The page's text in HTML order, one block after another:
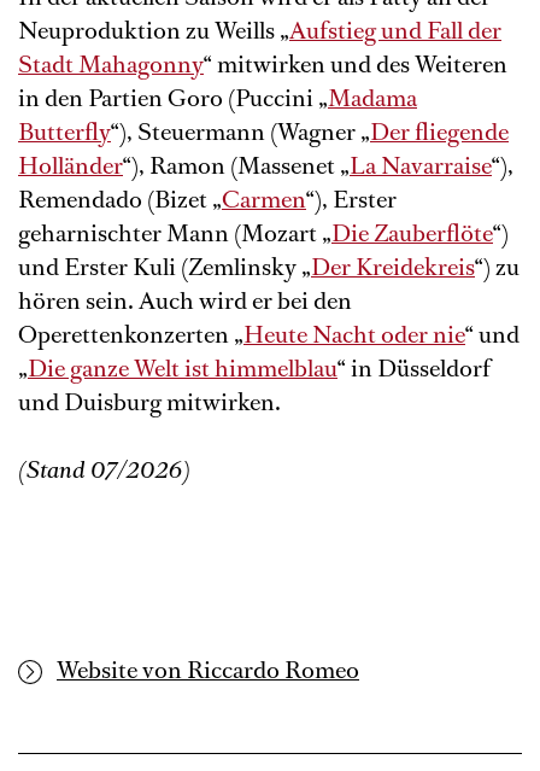
Neuproduktion zu Weills „Aufstieg und Fall der
Stadt Mahagonny“ mitwirken und des Weiteren
in den Partien Goro (Puccini „Madama
Butterfly“), Steuermann (Wagner „Der fliegende
Holländer“), Ramon (Massenet „La Navarraise“),
Remendado (Bizet „Carmen“), Erster
geharnischter Mann (Mozart „Die Zauberflöte“)
und Erster Kuli (Zemlinsky „Der Kreidekreis“) zu
hören sein. Auch wird er bei den
Operettenkonzerten „Heute Nacht oder nie“ und
„Die ganze Welt ist himmelblau“ in Düsseldorf
und Duisburg mitwirken.
(Stand 07/2026)
Website von Riccardo Romeo